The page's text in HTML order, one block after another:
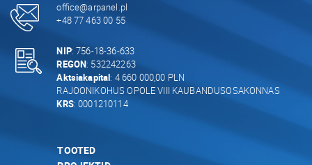
office@arpanel.pl
+48 77 463 00 55
NIP: 756-18-36-633
REGON: 532242263
Aktsiakapital: 4 660 000,00 PLN
RAJOONIKOHUS OPOLE VIII KAUBANDUSOSAKONNAS
KRS: 0001210114
TOOTED